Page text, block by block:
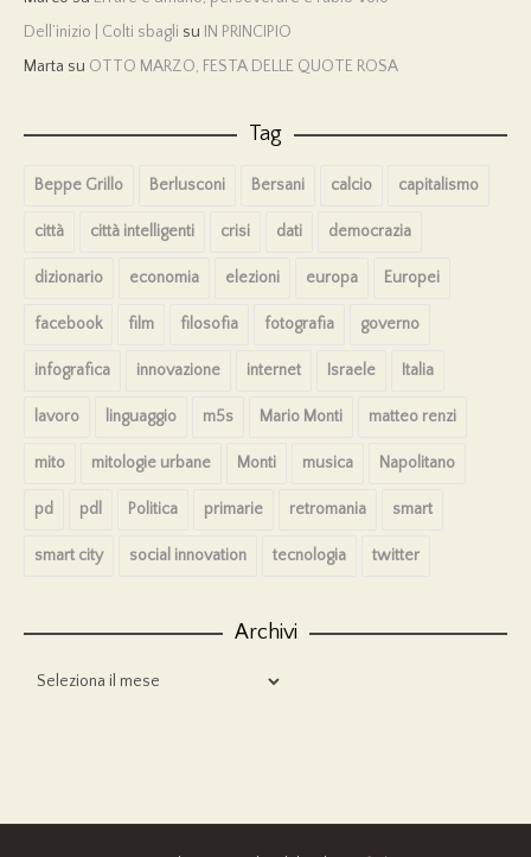
Dell’inizio | Colti sbagli su IN PRINCIPIO
Marta su OTTO MARZO, FESTA DELLE QUOTE ROSA
Tag
Beppe Grillo Berlusconi Bersani calcio capitalismo
città città intelligenti crisi dati democrazia
dizionario economia elezioni europa Europei
facebook film filosofia fotografia governo
infografica innovazione internet Israele Italia
lavoro linguaggio m5s Mario Monti matteo renzi
mito mitologie urbane Monti musica Napolitano
pd pdl Politica primarie retromania smart
smart city social innovation tecnologia twitter
Archivi
Archivi